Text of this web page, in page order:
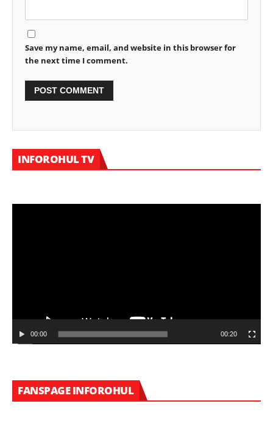
Save my name, email, and website in this browser for
the next time I comment.
INFOROHUL TV
00:00 00:20
FANSPAGE INFOROHUL